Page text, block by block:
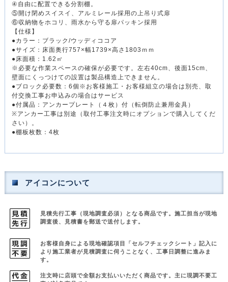
④自由に配置できる分割棚。
⑤開け閉めスイスイ、アルミレール採用の上吊り式扉
⑥収納物をホコリ、雨水から守る扉パッキン採用
【仕様】
●カラー：ブラック/ウッディココア
●サイズ：床面奥行757×幅1739×高さ1803ｍｍ
●床面積：1.62㎡
※必要な作業スペースの確保が必要です。左右40cm、後面15cm、
壁面にくっつけての設置は製品構造上できません。
●ブロック必要数：6個※お客様施工・お客様組立の場合は別売、取
付交換工事お申込みの場合はサービス
●付属品：アンカープレート（４枚）付（転倒防止兼用金具）
※アンカー工事は別途（取付工事注文時にオプションで購入してくだ
さい）。
●棚板枚数：4枚
アイコンについて
見積先行工事（現地調査必須）となる商品です。施工担当が現地
調査後、見積書を郵送で送付します。
お客様自身による現地確認項目「セルフチェックシート」記入に
より施工業者が見積調査に伺うことなく、工事日調整に進みま
す。
注文時に店頭で全額お支払いいただく商品です。主に現調不要工